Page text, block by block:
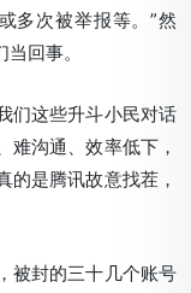
多次被举报等。”然
回事。
们这些升斗小民对话
难沟通、效率低下，
的是腾讯故意找茬，
被封的三十几个账号